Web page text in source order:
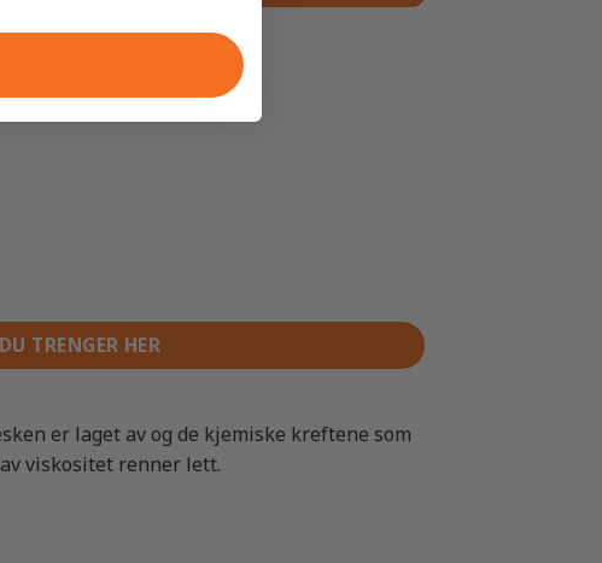
TRENGER HER
er laget av og de kjemiske kreftene som
viskositet renner lett.